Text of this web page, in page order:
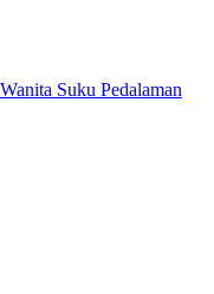
Suku Pedalaman